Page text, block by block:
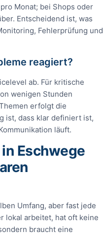
Monat; bei Shops oder
Entscheidend ist, was
Fehlerprüfung und
reagiert?
ab. Für kritische
wenigen Stunden
erfolgt die
ist, dass klar definiert ist,
läuft.
Eschwege
Umfang, aber fast jede
lokal arbeitet, hat oft keine
braucht eine